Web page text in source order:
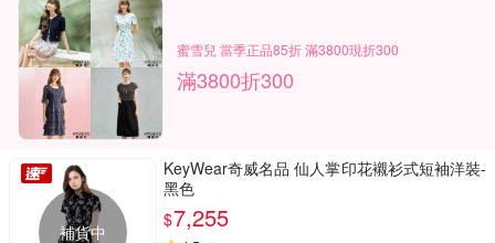
蜜雪兒 當季正品85折 滿3800現折300
滿3800折300
補貨中
KeyWear奇威名品 仙人掌印花襯衫式短袖洋裝-
黑色
$7,255